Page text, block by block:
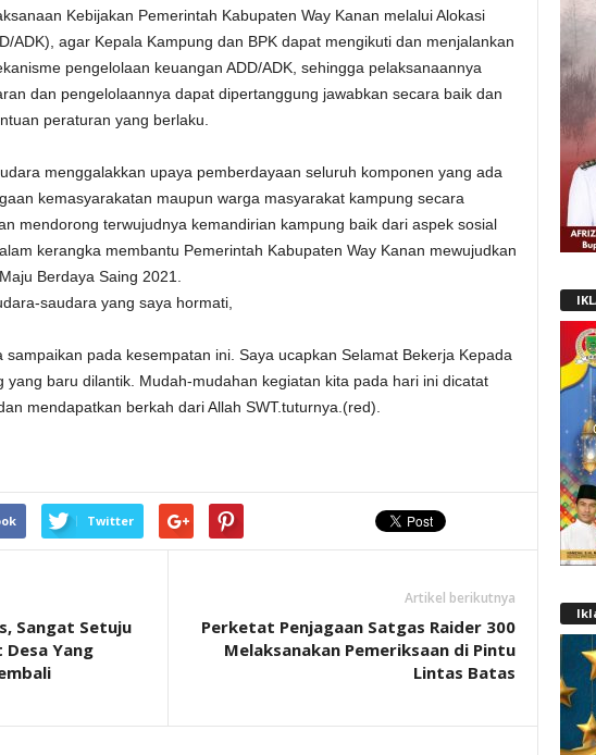
Kebijakan Pemerintah Kabupaten Way Kanan melalui Alokasi
ADK), agar Kepala Kampung dan BPK dapat mengikuti dan menjalankan
pengelolaan keuangan ADD/ADK, sehingga pelaksanaannya
dan pengelolaannya dapat dipertanggung jawabkan secara baik dan
peraturan yang berlaku.
menggalakkan upaya pemberdayaan seluruh komponen yang ada
kemasyarakatan maupun warga masyarakat kampung secara
mendorong terwujudnya kemandirian kampung baik dari aspek sosial
kerangka membantu Pemerintah Kabupaten Way Kanan mewujudkan
Berdaya Saing 2021.
saudara yang saya hormati,
sampaikan pada kesempatan ini. Saya ucapkan Selamat Bekerja Kepada
yang baru dilantik. Mudah-mudahan kegiatan kita pada hari ini dicatat
mendapatkan berkah dari Allah SWT.tuturnya.(red).
Twitter
Sangat Setuju
Yang
Artikel berikutnya
Perketat Penjagaan Satgas Raider 300
Melaksanakan Pemeriksaan di Pintu
Lintas Batas